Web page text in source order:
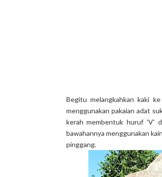
Begitu melangkahkan kaki
menggunakan pakaian adat
kerah membentuk huruf 'V'
bawahannya menggunakan
pinggang.